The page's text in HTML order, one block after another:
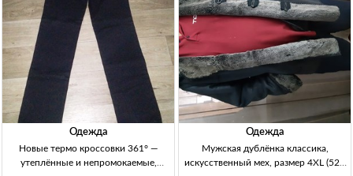
Одежда
Новые термо кроссовки 361° —
утеплённые и непромокаемые,
Одежда
Мужская дублёнка классика,
искусственный мех, размер 4XL (52–